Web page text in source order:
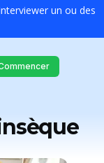
un ou des